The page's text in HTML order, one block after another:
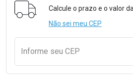
Calcule o prazo e o valor
Não sei meu CEP
Informe seu CEP